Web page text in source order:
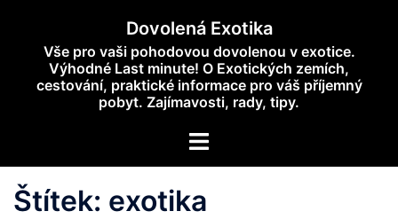
content
Dovolená Exotika
Vše pro vaši pohodovou dovolenou v exotice.
Výhodné Last minute! O Exotických zemích,
cestování, praktické informace pro váš příjemný
pobyt. Zajímavosti, rady, tipy.
Toggle
Štítek: exotika